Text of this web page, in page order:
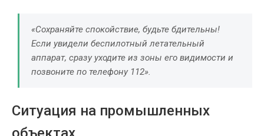
«Сохраняйте спокойствие, будьте бдительны!
Если увидели беспилотный летательный
аппарат, сразу уходите из зоны его видимости и
позвоните по телефону 112».
Ситуация на промышленных